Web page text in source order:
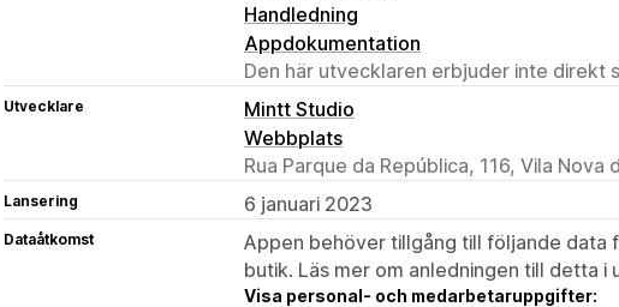
Handledning
Appdokumentation
Den här utvecklaren erbjuder inte direkt
Utvecklare
Mintt Studio
Webbplats
Rua Parque da República, 116, Vila
Lansering 6 januari 2023
Dataåtkomst
Appen behöver tillgång till följande data
butik. Läs mer om anledningen till detta i
Visa personal- och medarbetaruppgifter: